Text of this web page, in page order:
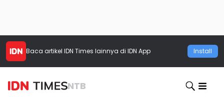
Baca artikel IDN Times lainnya di IDN App Install
NTB